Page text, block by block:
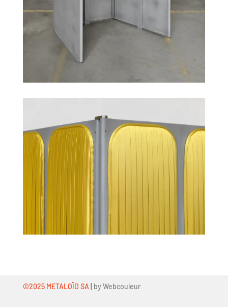
©2025 METALOÏD SA| by Webcouleur